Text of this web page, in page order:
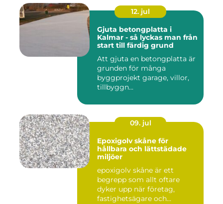
12. jul
Gjuta betongplatta i
Kalmar - så lyckas man från
start till färdig grund
Att gjuta en betongplatta är
grunden för många
byggprojekt garage, villor,
tillbyggn...
09. jul
Epoxigolv skåne för
hållbara och lättstädade
miljöer
epoxigolv skåne är ett
begrepp som allt oftare
dyker upp när företag,
fastighetsägare och